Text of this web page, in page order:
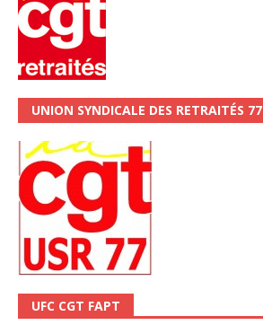
UNION SYNDICALE DES RETRAITÉS 77
UFC CGT FAPT